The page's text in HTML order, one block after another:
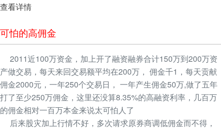
查看详情
可怕的高佣金
2011近100万资金，加上开了融资融券合计150万到200万资
产做交易，每天来回交易额平均在200万， 佣金千1，每天贡献
佣金2000元，一年250个交易日， 一年产生佣金50万,做了五年
打了至少250万佣金，这里还没算8.35%的高融资利率，几百万
的佣金相对一百万本金来说太可怕人了
后来股灾加上行情不好，多次请求原券商调低佣金而不得，